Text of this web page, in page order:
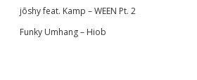
jōshy feat. Kamp – WEEN Pt. 2
Funky Umhang – Hiob